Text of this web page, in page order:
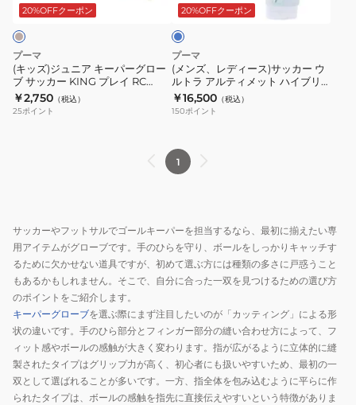
グ
ロ
ー
ブ
04213401
ル
ト
ラ
ア
ル
テ
ド
04208111
ル
ト
ラ
プ
レ
イ
キ
ー
パ
ー
グ
ロ
KING
プ
レ
イ
RC
04214601
20%OFFクーポン
プーマ
(キッズ)ジュニア キーパーグロー
ブ サッカー KING プレイ RC
04214601
￥2,750 （税込）
25ポイント
ス)
サ
ッ
カ
ー
ウ
ラ
ィ
メ
ッ
ハ
イ
ブ
リ
ッ
20%OFFクーポン
ト
プーマ
(メンズ、レディース)サッカー ウ
ルトラ アルティメット ハイブリ
ッド キーパーグローブ 04208112
￥16,500 （税込）
150ポイント
1
サッカーやフットサルでゴールキーパーを担当するなら、最初に揃えたい専
用アイテムがグローブです。手のひらを守り、ボールをしっかりキャッチす
るために欠かせない道具ですが、初めて選ぶ方には種類の多さに戸惑うこと
もあるかもしれません。そこで、自分に合った一双を見つけるための選び方
のポイントをご紹介します。
キーパーグローブを選ぶ際にまず注目したいのが「カッティング」による形
状の違いです。手のひら部分とフィンガー部分の縫い合わせ方によって、フ
ィット感やボールの感触が大きく変わります。指が広がるように立体的に縫
製されたタイプはグリップ力が高く、初心者にも扱いやすいため、最初の一
双として選ばれることが多いです。一方、指全体を包み込むように平らに作
られたタイプは、ボールの感触を指先に直接伝えやすいという特徴がありま